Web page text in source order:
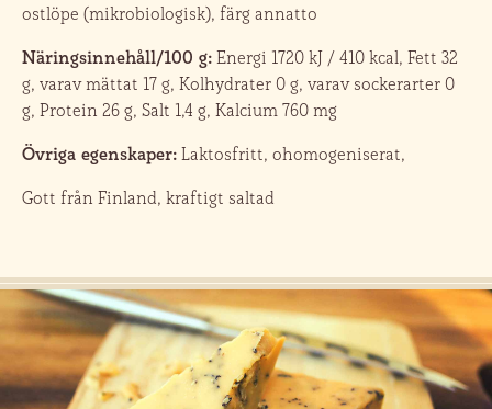
ostlöpe (mikrobiologisk), färg annatto
Näringsinnehåll/100 g: Energi 1720 kJ / 410 kcal, Fett 32
g, varav mättat 17 g, Kolhydrater 0 g, varav sockerarter 0
g, Protein 26 g, Salt 1,4 g, Kalcium 760 mg
Övriga egenskaper: Laktosfritt, ohomogeniserat,
Gott från Finland, kraftigt saltad